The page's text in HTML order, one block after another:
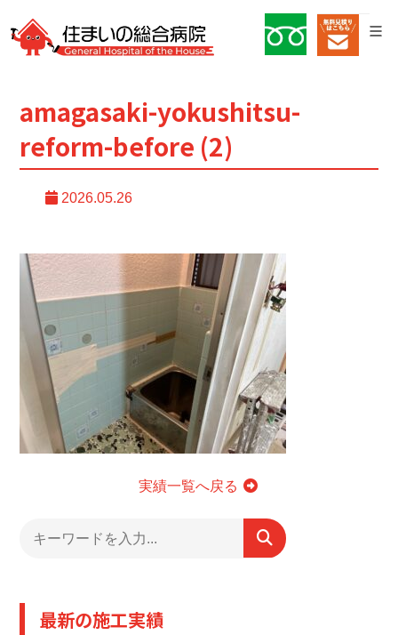
amagasaki-yokushitsu-
reform-before (2)
2026.05.26
実績一覧へ戻る
最新の施工実績